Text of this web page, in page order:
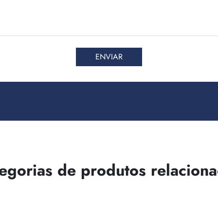
ENVIAR
de produtos